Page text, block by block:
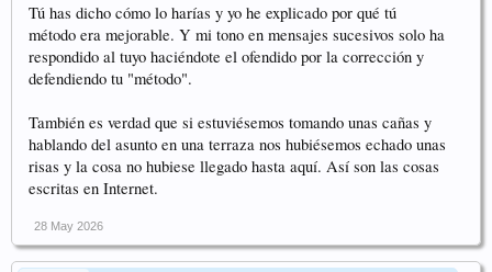
Tú has dicho cómo lo harías y yo he explicado por qué tú
método era mejorable. Y mi tono en mensajes sucesivos solo ha
respondido al tuyo haciéndote el ofendido por la corrección y
defendiendo tu "método".
También es verdad que si estuviésemos tomando unas cañas y
hablando del asunto en una terraza nos hubiésemos echado unas
risas y la cosa no hubiese llegado hasta aquí. Así son las cosas
escritas en Internet.
28 May 2026